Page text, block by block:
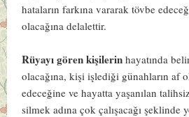
hataların farkına vararak tövbe
olacağına delalettir.
Rüyayı gören kişilerin hayatında
olacağına, kişi işlediği günahların af
edeceğine ve hayatta yaşanılan
silmek adına çok çalışacağı şeklinde